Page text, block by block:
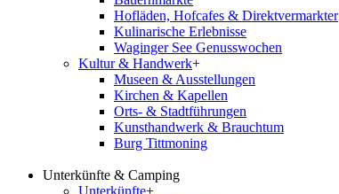
Hofläden, Hofcafes & Direktvermarkter
Kulinarische Erlebnisse
Waginger See Genusswochen
Kultur & Handwerk+
Museen & Ausstellungen
Kirchen & Kapellen
Orts- & Stadtführungen
Kunsthandwerk & Brauchtum
Burg Tittmoning
Unterkünfte & Camping
Unterkünfte+